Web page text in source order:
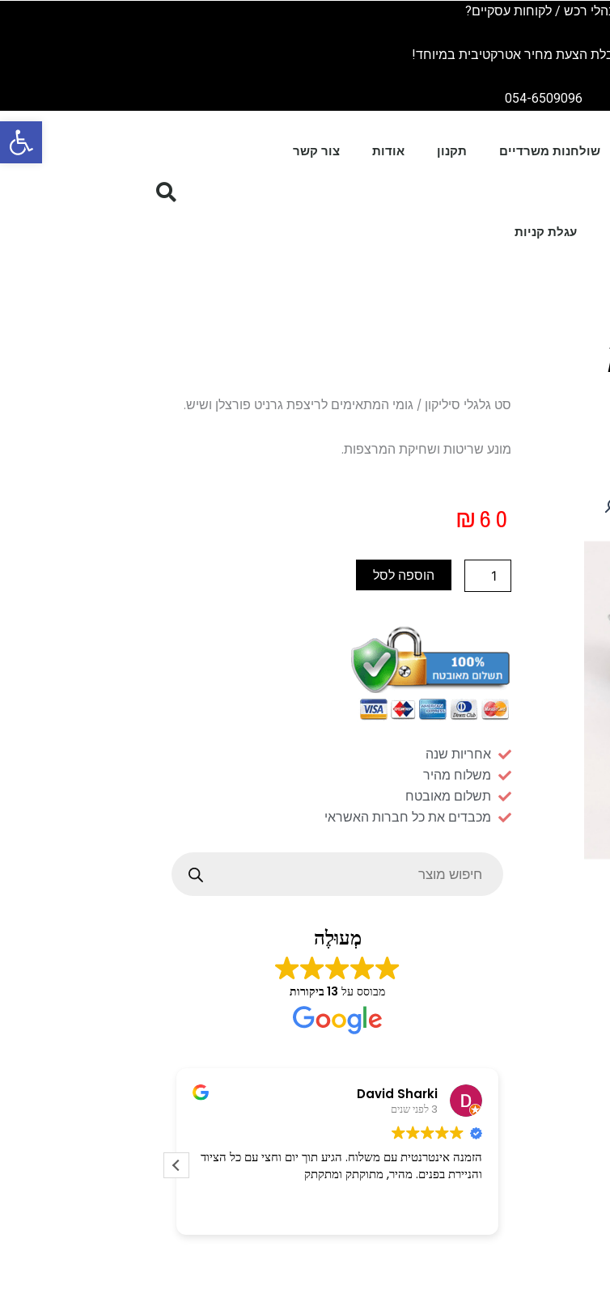
פתח
רכש / לקוחות עסקיים?
הצעת מחיר אטרקטיבית במיוחד!
054-6509096
שולחנות משרדיים תקנון אודות צור קשר
עגלת קניות
סט גלגלי סיליקון / גומי המתאימים לריצפת גרניט פורצלן ושיש.
מונע שריטות ושחיקת המרצפות.
₪ 60
משרדי
הוספה לסל
אחריות שנה
משלוח מהיר
תשלום מאובטח
מכבדים את כל חברות האשראי
מְעוּלֶה
מבוסס על 13 ביקורות
David Sharki
3 לפני שנים
הזמנה אינטרנטית עם משלוח. הגיע תוך יום וחצי עם כל הציוד
והניירת בפנים. מהיר, מתוקתק ומתקתק